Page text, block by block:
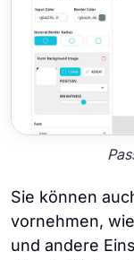
Sie können
vornehmen,
und andere